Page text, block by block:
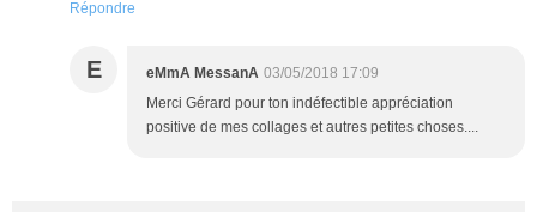
Répondre
E eMmA MessanA 03/05/2018 17:09
Merci Gérard pour ton indéfectible appréciation
positive de mes collages et autres petites choses....